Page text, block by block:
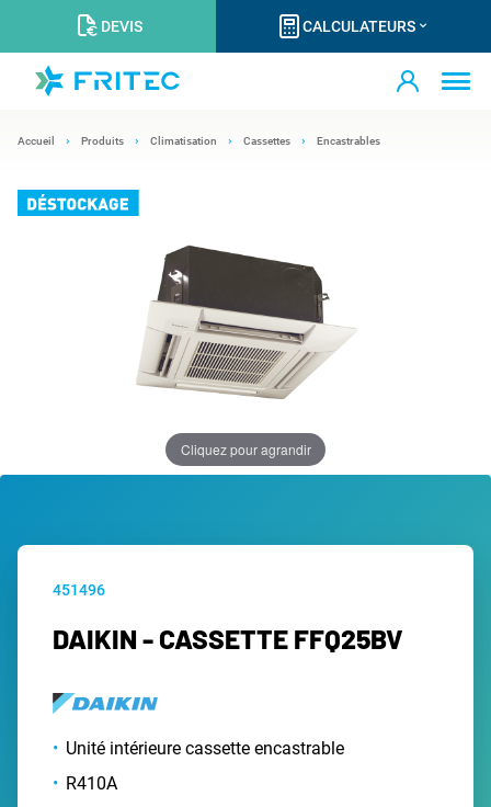
DEVIS CALCULATEURS
Accueil Produits Climatisation Cassettes Encastrables
Cliquez pour agrandir
451496
DAIKIN - CASSETTE FFQ25BV
Unité intérieure cassette encastrable
R410A